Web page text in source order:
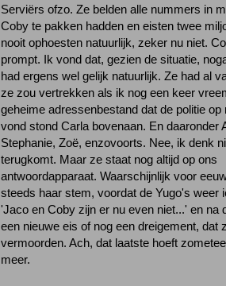
Serviërs ofzo. Ze belden alle nummers in
Coby te pakken hadden en eisten twee
nooit ophoesten natuurlijk, zeker nu niet.
prompt. Ik vond dat, gezien de situatie,
had ergens wel gelijk natuurlijk. Ze had al
ze zou vertrekken als ik nog een keer
geheime adressenbestand dat de politie op
vond stond Carla bovenaan. En daaronder
Stephanie, Zoë, enzovoorts. Nee, ik denk
terugkomt. Maar ze staat nog altijd op ons
antwoordapparaat. Waarschijnlijk voor
steeds haar stem, voordat de Yugo's weer
'Jaco en Coby zijn er nu even niet...' en na
een nieuwe eis of nog een dreigement, dat
vermoorden. Ach, dat laatste hoeft
meer.